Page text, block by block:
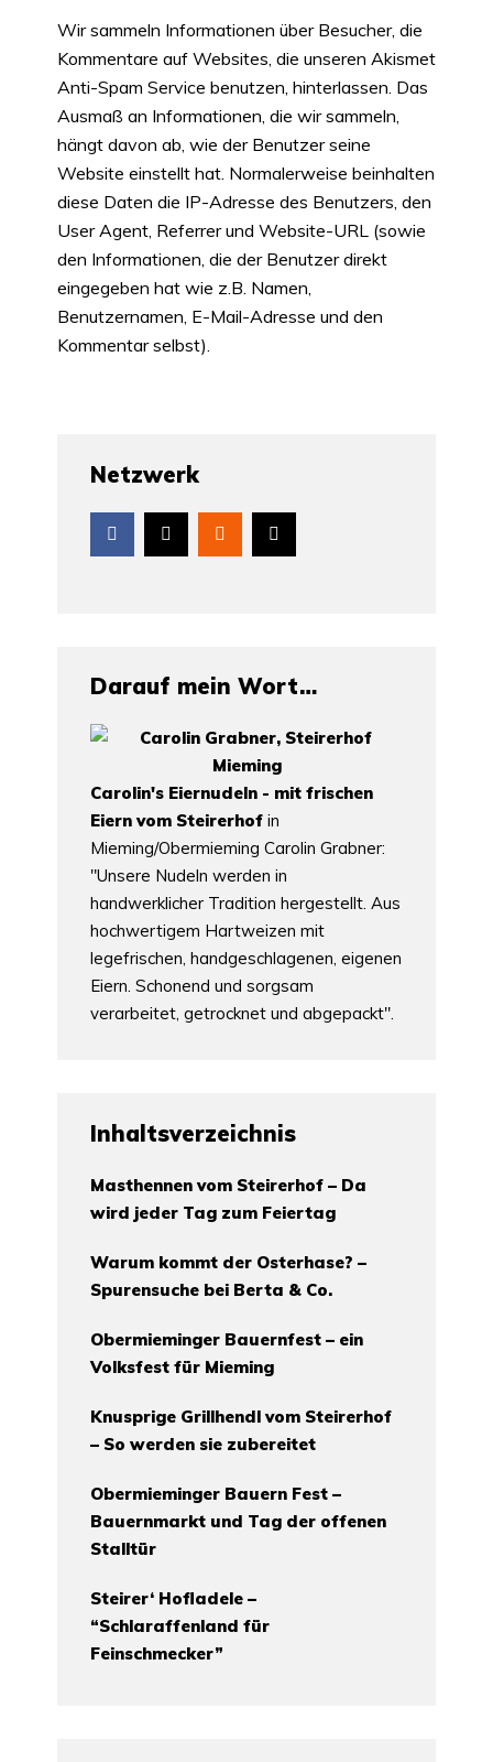
Wir sammeln Informationen über Besucher, die
Kommentare auf Websites, die unseren Akismet
Anti-Spam Service benutzen, hinterlassen. Das
Ausmaß an Informationen, die wir sammeln,
hängt davon ab, wie der Benutzer seine
Website einstellt hat. Normalerweise beinhalten
diese Daten die IP-Adresse des Benutzers, den
User Agent, Referrer und Website-URL (sowie
den Informationen, die der Benutzer direkt
eingegeben hat wie z.B. Namen,
Benutzernamen, E-Mail-Adresse und den
Kommentar selbst).
Netzwerk
Darauf mein Wort…
Carolin's Eiernudeln - mit frischen
Eiern vom Steirerhof in
Mieming/Obermieming Carolin Grabner:
"Unsere Nudeln werden in
handwerklicher Tradition hergestellt. Aus
hochwertigem Hartweizen mit
legefrischen, handgeschlagenen, eigenen
Eiern. Schonend und sorgsam
verarbeitet, getrocknet und abgepackt".
Inhaltsverzeichnis
Masthennen vom Steirerhof – Da
wird jeder Tag zum Feiertag
Warum kommt der Osterhase? –
Spurensuche bei Berta & Co.
Obermieminger Bauernfest – ein
Volksfest für Mieming
Knusprige Grillhendl vom Steirerhof
– So werden sie zubereitet
Obermieminger Bauern Fest –
Bauernmarkt und Tag der offenen
Stalltür
Steirer‘ Hofladele –
“Schlaraffenland für
Feinschmecker”